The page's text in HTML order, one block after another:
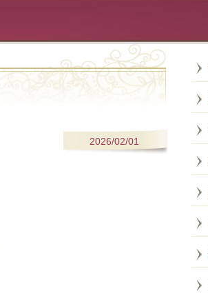
2026/02/01